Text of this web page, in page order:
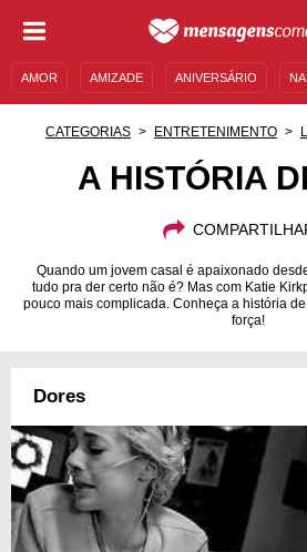
AMOR AMIZADE ANIVERSÁRIO
AUTOAJUDA
CATEGORIAS ENTRETENIMENTO
A HISTÓRIA
Quando um jovem casal é apaixonado
tudo pra der certo não é? Mas com Katie
pouco mais complicada. Conheça a história
força!
Dores